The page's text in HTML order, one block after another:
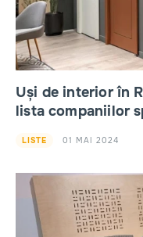
Uși de interior în
lista companiilor
LISTE 01 MAI 2024